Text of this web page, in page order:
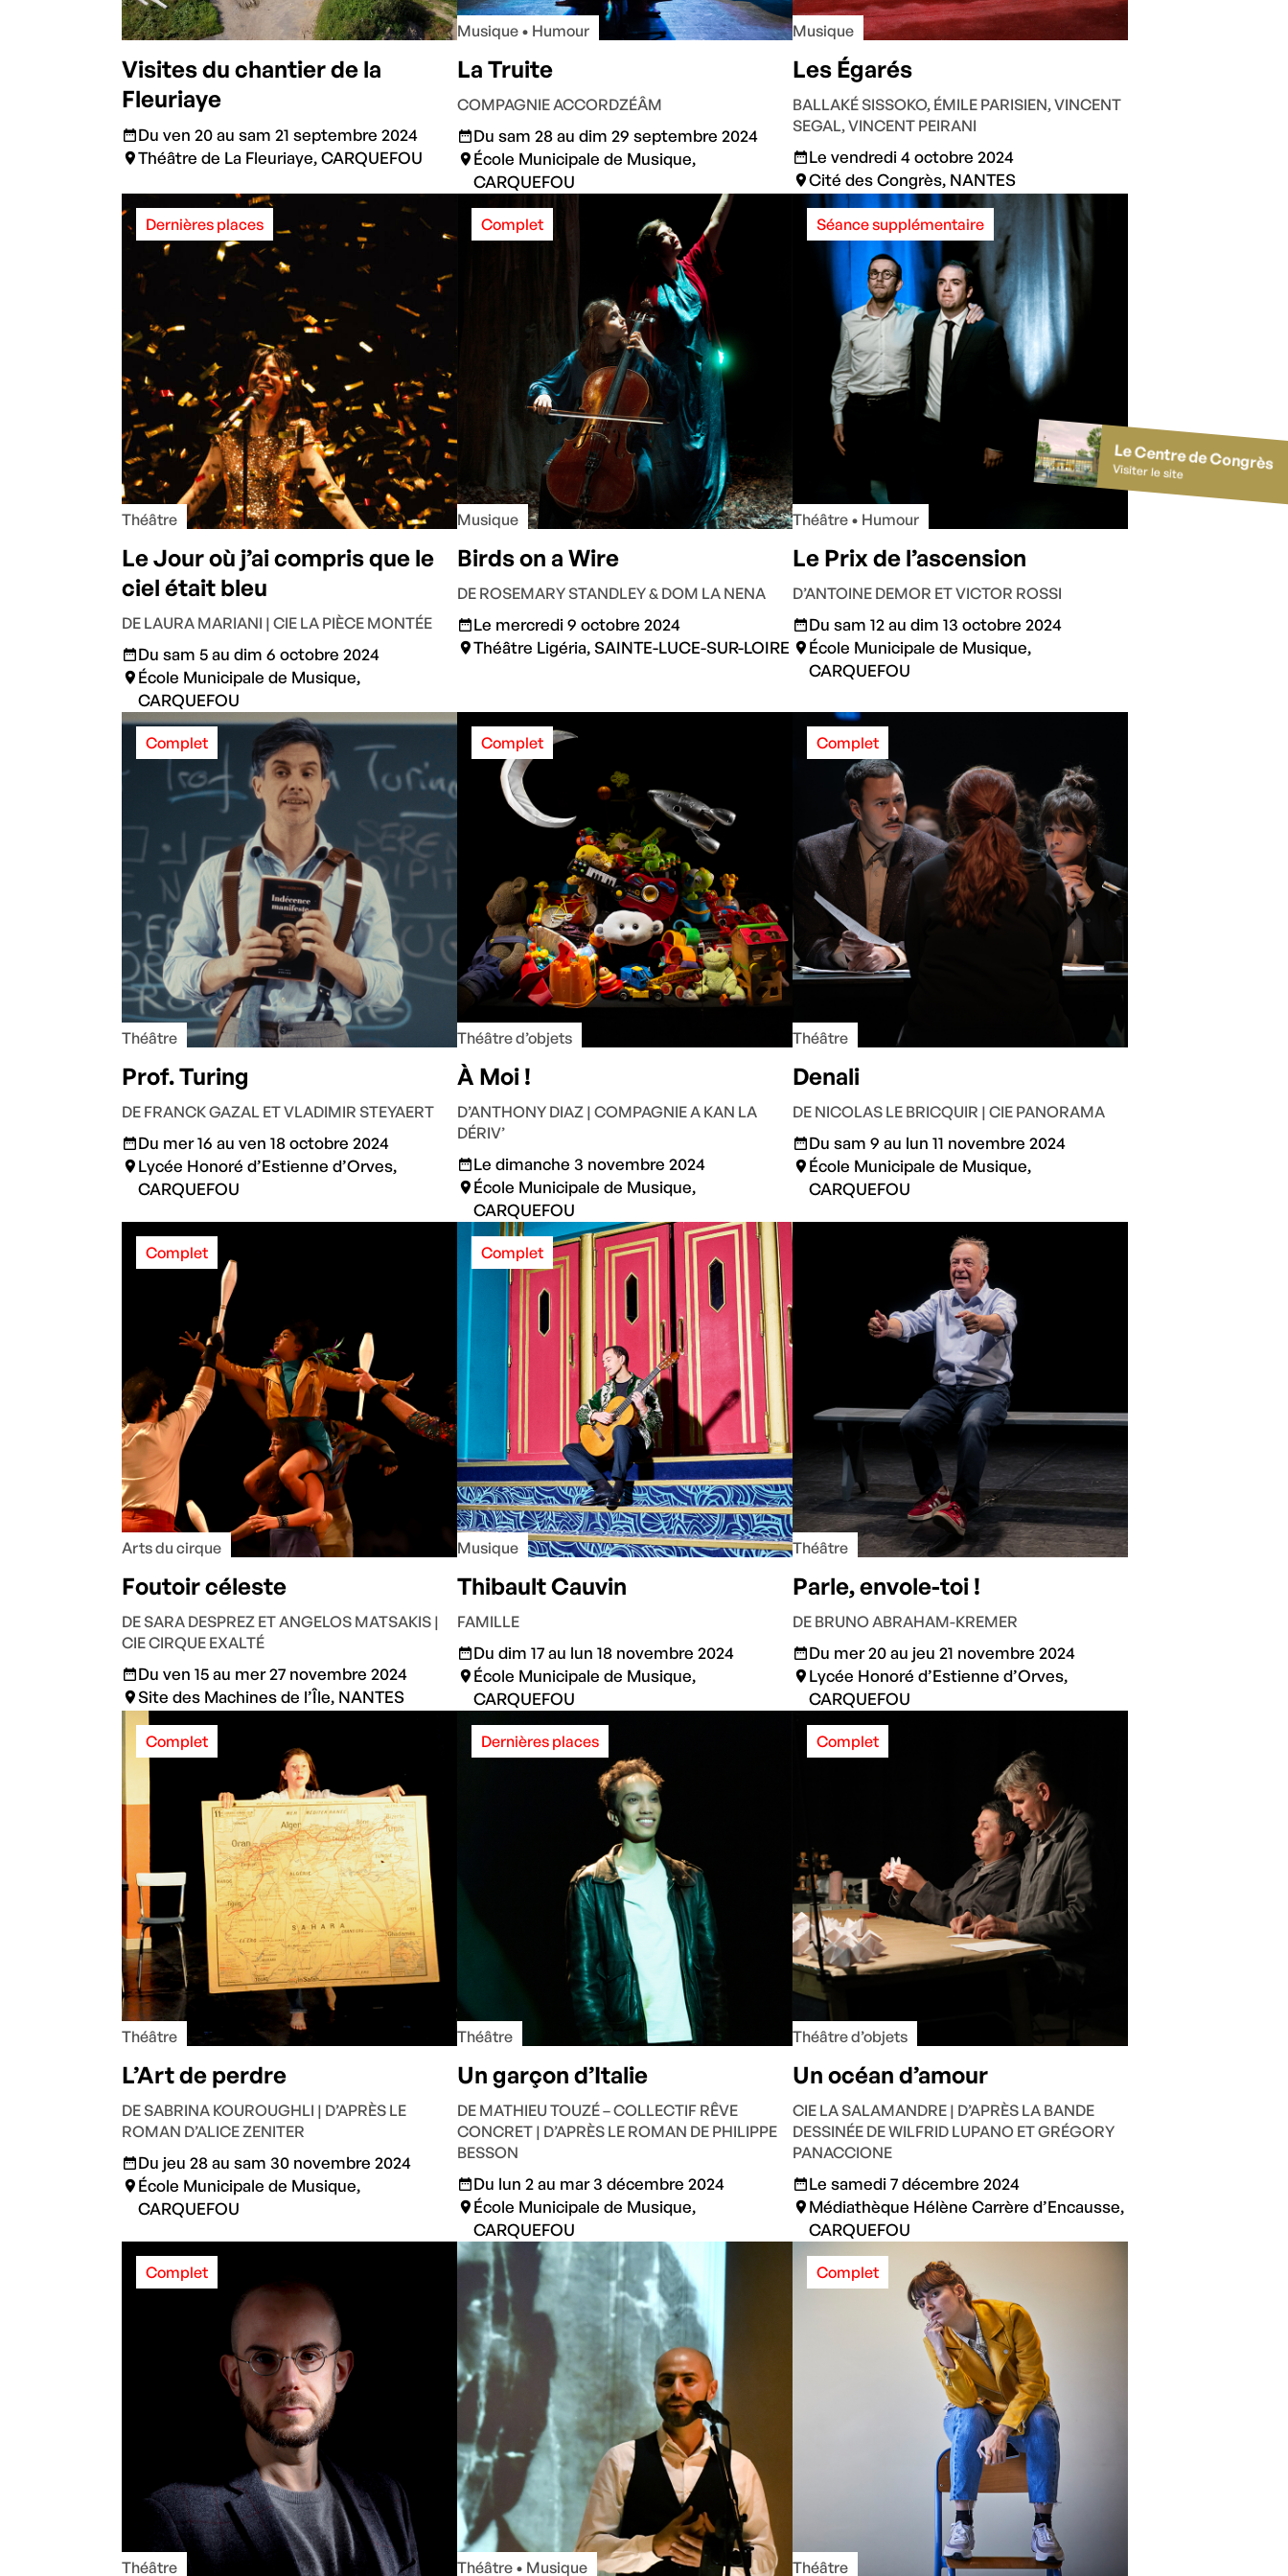
Le Centre de Congrès
Visiter le site
Visites du chantier de la
Fleuriaye
Du ven 20 au sam 21 septembre 2024
Théâtre de La Fleuriaye, CARQUEFOU
Musique • Humour
La Truite
COMPAGNIE ACCORDZÉÂM
Du sam 28 au dim 29 septembre 2024
École Municipale de Musique,
CARQUEFOU
Musique
Les Égarés
BALLAKÉ SISSOKO, ÉMILE PARISIEN, VINCENT
SEGAL, VINCENT PEIRANI
Le vendredi 4 octobre 2024
Cité des Congrès, NANTES
Théâtre
Dernières places
Le Jour où j’ai compris que le
ciel était bleu
DE LAURA MARIANI | CIE LA PIÈCE MONTÉE
Du sam 5 au dim 6 octobre 2024
École Municipale de Musique,
CARQUEFOU
Musique
Complet
Birds on a Wire
DE ROSEMARY STANDLEY & DOM LA NENA
Le mercredi 9 octobre 2024
Théâtre Ligéria, SAINTE-LUCE-SUR-LOIRE
Théâtre • Humour
Séance supplémentaire
Le Prix de l’ascension
D’ANTOINE DEMOR ET VICTOR ROSSI
Du sam 12 au dim 13 octobre 2024
École Municipale de Musique,
CARQUEFOU
Théâtre
Complet
Prof. Turing
DE FRANCK GAZAL ET VLADIMIR STEYAERT
Du mer 16 au ven 18 octobre 2024
Lycée Honoré d’Estienne d’Orves,
CARQUEFOU
Théâtre d’objets
Complet
À Moi !
D’ANTHONY DIAZ | COMPAGNIE A KAN LA
DÉRIV’
Le dimanche 3 novembre 2024
École Municipale de Musique,
CARQUEFOU
Théâtre
Complet
Denali
DE NICOLAS LE BRICQUIR | CIE PANORAMA
Du sam 9 au lun 11 novembre 2024
École Municipale de Musique,
CARQUEFOU
Arts du cirque
Complet
Foutoir céleste
DE SARA DESPREZ ET ANGELOS MATSAKIS |
CIE CIRQUE EXALTÉ
Du ven 15 au mer 27 novembre 2024
Site des Machines de l’Île, NANTES
Musique
Complet
Thibault Cauvin
FAMILLE
Du dim 17 au lun 18 novembre 2024
École Municipale de Musique,
CARQUEFOU
Théâtre
Parle, envole-toi !
DE BRUNO ABRAHAM-KREMER
Du mer 20 au jeu 21 novembre 2024
Lycée Honoré d’Estienne d’Orves,
CARQUEFOU
Théâtre
Complet
L’Art de perdre
DE SABRINA KOUROUGHLI | D’APRÈS LE
ROMAN D’ALICE ZENITER
Du jeu 28 au sam 30 novembre 2024
École Municipale de Musique,
CARQUEFOU
Théâtre
Dernières places
Un garçon d’Italie
DE MATHIEU TOUZÉ – COLLECTIF RÊVE
CONCRET | D’APRÈS LE ROMAN DE PHILIPPE
BESSON
Du lun 2 au mar 3 décembre 2024
École Municipale de Musique,
CARQUEFOU
Théâtre d’objets
Complet
Un océan d’amour
CIE LA SALAMANDRE | D’APRÈS LA BANDE
DESSINÉE DE WILFRID LUPANO ET GRÉGORY
PANACCIONE
Le samedi 7 décembre 2024
Médiathèque Hélène Carrère d’Encausse,
CARQUEFOU
Théâtre
Complet
Théâtre • Musique Théâtre
Complet